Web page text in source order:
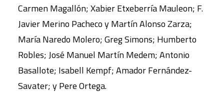
Carmen Magallón; Xabier Etxeberría Mauleon; F.
Javier Merino Pacheco y Martín Alonso Zarza;
María Naredo Molero; Greg Simons; Humberto
Robles; José Manuel Martín Medem; Antonio
Basallote; Isabell Kempf; Amador Fernández-
Savater; y Pere Ortega.